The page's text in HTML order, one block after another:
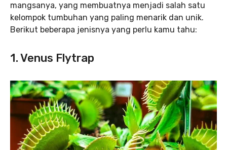
mangsanya, yang membuatnya menjadi salah satu
kelompok tumbuhan yang paling menarik dan unik.
Berikut beberapa jenisnya yang perlu kamu tahu:
1. Venus Flytrap